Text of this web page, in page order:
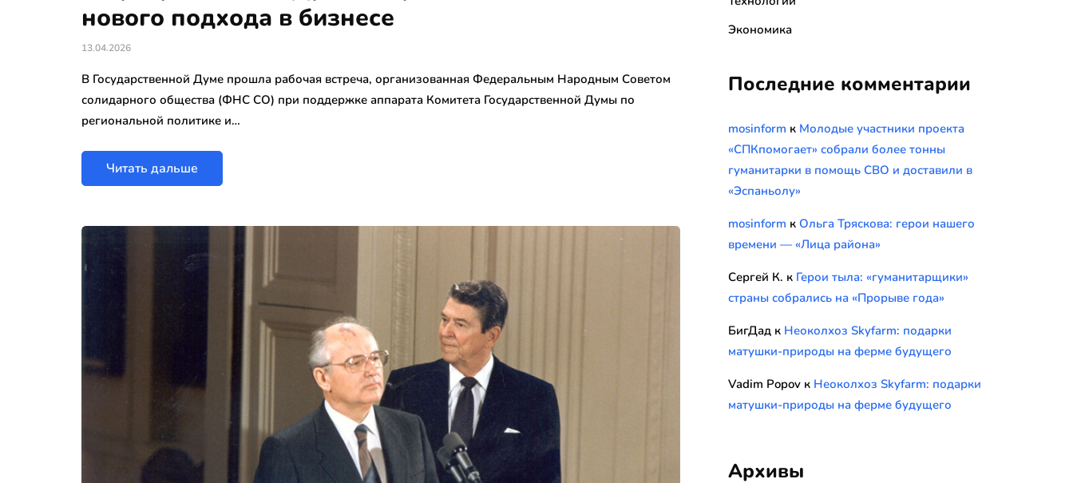
нового подхода в бизнесе
13.04.2026
В Государственной Думе прошла рабочая встреча, организованная Федеральным Народным Советом
солидарного общества (ФНС СО) при поддержке аппарата Комитета Государственной Думы по
региональной политике и…
Читать дальше
Экономика
Последние комментарии
mosinform к Молодые участники проекта
«СПКпомогает» собрали более тонны
гуманитарки в помощь СВО и доставили в
«Эспаньолу»
mosinform к Ольга Тряскова: герои нашего
времени — «Лица района»
Сергей К. к Герои тыла: «гуманитарщики»
страны собрались на «Прорыве года»
БигДад к Неоколхоз Skyfarm: подарки
матушки-природы на ферме будущего
Vadim Popov к Неоколхоз Skyfarm: подарки
матушки-природы на ферме будущего
Архивы